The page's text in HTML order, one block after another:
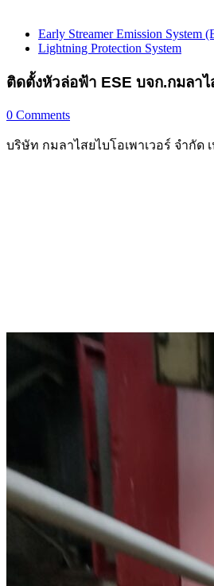
Early Streamer Emission System
Lightning Protection System
ติดตั้งหัวล่อฟ้า ESE บจก.กมลาไ
0 Comments
บริษัท กมลาไสยไบโอเพาเวอร์ จำกั